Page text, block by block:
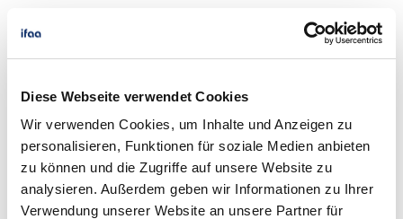
Diese Webseite verwendet Cookies
Wir verwenden Cookies, um Inhalte und Anzeigen zu
personalisieren, Funktionen für soziale Medien anbieten
zu können und die Zugriffe auf unsere Website zu
analysieren. Außerdem geben wir Informationen zu Ihrer
Verwendung unserer Website an unsere Partner für
»Mitarbeitende für die Digitalisierung
begeistern!«
Geschäftsführer, Phoenix Contact GmbH & Co.
KG, Geschäftsführer Performance UG